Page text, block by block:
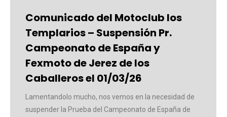
Comunicado del Motoclub los
Templarios – Suspensión Pr.
Campeonato de España y
Fexmoto de Jerez de los
Caballeros el 01/03/26
Lamentandolo mucho, nos vemos en la necesidad de
suspender la Prueba del Campeonato de España de